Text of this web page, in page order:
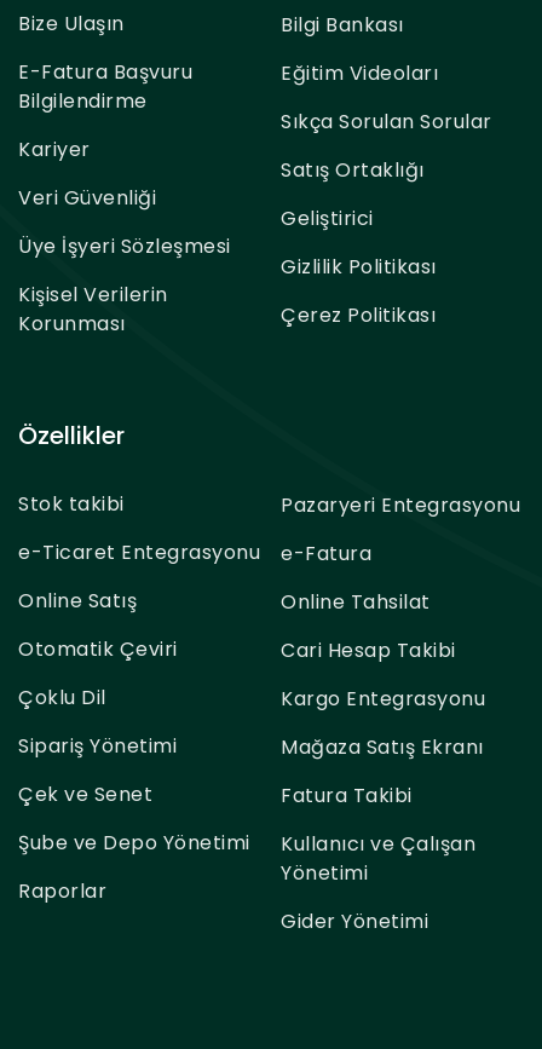
Bize Ulaşın
E-Fatura Başvuru
Bilgilendirme
Kariyer
Veri Güvenliği
Üye İşyeri Sözleşmesi
Kişisel Verilerin
Korunması
Bilgi Bankası
Eğitim Videoları
Sıkça Sorulan Sorular
Satış Ortaklığı
Geliştirici
Gizlilik Politikası
Çerez Politikası
Özellikler
Stok takibi
e-Ticaret Entegrasyonu
Online Satış
Otomatik Çeviri
Çoklu Dil
Sipariş Yönetimi
Çek ve Senet
Şube ve Depo Yönetimi
Raporlar
Pazaryeri Entegrasyonu
e-Fatura
Online Tahsilat
Cari Hesap Takibi
Kargo Entegrasyonu
Mağaza Satış Ekranı
Fatura Takibi
Kullanıcı ve Çalışan
Yönetimi
Gider Yönetimi